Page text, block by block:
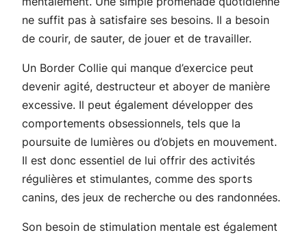
ne suffit pas à satisfaire ses besoins. Il a besoin
de courir, de sauter, de jouer et de travailler.
Un Border Collie qui manque d’exercice peut
devenir agité, destructeur et aboyer de manière
excessive. Il peut également développer des
comportements obsessionnels, tels que la
poursuite de lumières ou d’objets en mouvement.
Il est donc essentiel de lui offrir des activités
régulières et stimulantes, comme des sports
canins, des jeux de recherche ou des randonnées.
Son besoin de stimulation mentale est également